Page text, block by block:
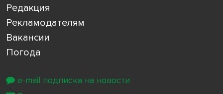
Редакция
Рекламодателям
Вакансии
Погода
e-mail подписка на новости